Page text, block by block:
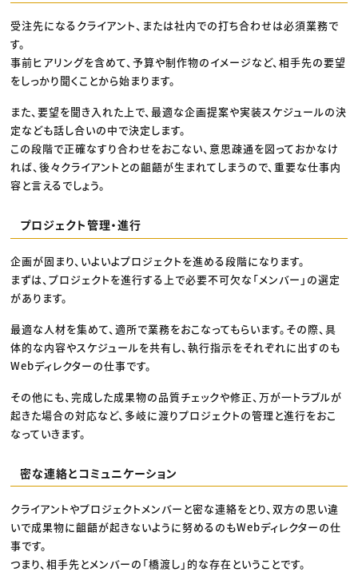
受注先になるクライアント、または社内での打ち合わせは必須業務で
す。
事前ヒアリングを含めて、予算や制作物のイメージなど、相手先の要望
をしっかり聞くことから始まります。
また、要望を聞き入れた上で、最適な企画提案や実装スケジュールの決
定なども話し合いの中で決定します。
この段階で正確なすり合わせをおこない、意思疎通を図っておかなけ
れば、後々クライアントとの齟齬が生まれてしまうので、重要な仕事内
容と言えるでしょう。
プロジェクト管理・進行
企画が固まり、いよいよプロジェクトを進める段階になります。
まずは、プロジェクトを進行する上で必要不可欠な「メンバー」の選定
があります。
最適な人材を集めて、適所で業務をおこなってもらいます。その際、具
体的な内容やスケジュールを共有し、執行指示をそれぞれに出すのも
Webディレクターの仕事です。
その他にも、完成した成果物の品質チェックや修正、万が一トラブルが
起きた場合の対応など、多岐に渡りプロジェクトの管理と進行をおこ
なっていきます。
密な連絡とコミュニケーション
クライアントやプロジェクトメンバーと密な連絡をとり、双方の思い違
いで成果物に齟齬が起きないように努めるのもWebディレクターの仕
事です。
つまり、相手先とメンバーの「橋渡し」的な存在ということです。